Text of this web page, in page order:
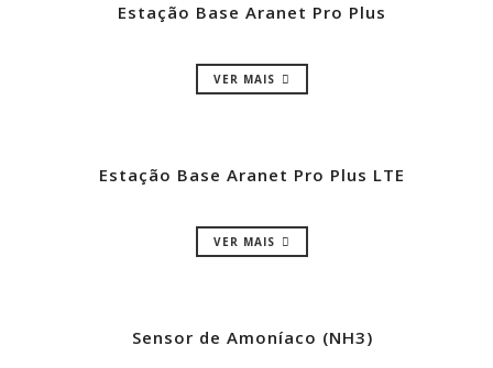
Estação Base Aranet Pro Plus
VER MAIS
Estação Base Aranet Pro Plus LTE
VER MAIS
Sensor de Amoníaco (NH3)